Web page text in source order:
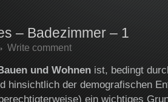
– Badezimmer – 1
Write comment
und Wohnenist, bedingt
hinsichtlich der demografischen
ein wichtiges